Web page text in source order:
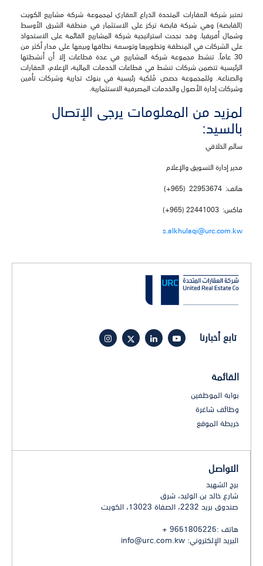
تعتبر شركة العقارات المتحدة الذراع العقاري لمجموعة شركة مشاريع الكويت
(القابضة) وهي شركة قابضة تركز على الاستثمار في منطقة الشرق الأوسط
وشمال أفريقيا. وقد نجحت استراتيجية شركة المشاريع القائمة على الاستحواذ
على الشركات في المنطقة وتطويرها وتوسعة نطاقها وبيعها على مدار أكثر من
30 عاماً. تنشط مجموعة شركة المشاريع في عدة قطاعات إلا أن أنشطتها
الرئيسية تتضمن شركات تنشط في قطاعات الخدمات المالية، الإعلام، العقارات
والصناعة. وللمجموعة حصص مُلكية رئيسية في بنوك تجارية وشركات تأمين
وشركات إدارة الأصول والخدمات المصرفية الاستثمارية.
لمزيد من المعلومات يرجى الإتصال
بالسيد:
سالم الخلاقي
مدير إدارة التسويق والإعلام
هاتف: 22953674 (965+)
فاكس: 22441003 (965+)
s.alkhulaqi@urc.com.kw
تابع أخبارنا
القائمة
بوابة الموظفين
وظائف شاغرة
خريطة الموقع
التواصل
برج الشهيد
شارع خالد بن الوليد، شرق
صندوق بريد 2232، الصفاة 13023، الكويت
هاتف :9651805225 +
البريد الإلكتروني: info@urc.com.kw